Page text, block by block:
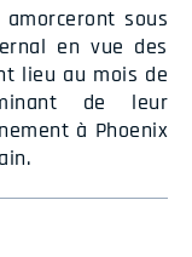
sous
en vue des
lieu au mois de
de leur
à Phoenix